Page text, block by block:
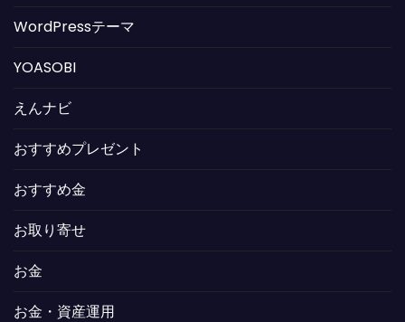
WordPressテーマ
YOASOBI
えんナビ
おすすめプレゼント
おすすめ金
お取り寄せ
お金
お金・資産運用